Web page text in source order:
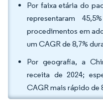
Por faixa etária do
representaram
procedimentos em
um CAGR de 8,7%
Por geografia, a
receita de 2024;
CAGR mais rápido de